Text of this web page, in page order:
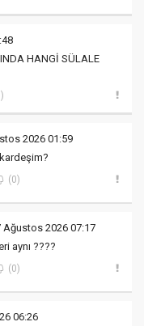
HANGİ SÜLALE
2026 01:59
(0)
Ağustos 2026 07:17
aynı ????
(0)
06:26